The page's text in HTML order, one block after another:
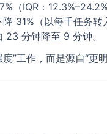
（IQR：12.3%–24.2%
31%（以每千任务转
23 分钟降至 9 分钟。
”工作，而是源自“更